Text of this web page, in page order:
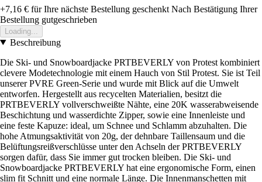
+7,16 € für Ihre nächste Bestellung geschenkt Nach Bestätigung Ihrer
Bestellung gutgeschrieben
Loading...
Beschreibung
Die Ski- und Snowboardjacke PRTBEVERLY von Protest kombiniert
clevere Modetechnologie mit einem Hauch von Stil Protest. Sie ist Teil
unserer PVRE Green-Serie und wurde mit Blick auf die Umwelt
entworfen. Hergestellt aus recycelten Materialien, besitzt die
PRTBEVERLY vollverschweißte Nähte, eine 20K wasserabweisende
Beschichtung und wasserdichte Zipper, sowie eine Innenleiste und
eine feste Kapuze: ideal, um Schnee und Schlamm abzuhalten. Die
hohe Atmungsaktivität von 20g, der dehnbare Taillensaum und die
Belüftungsreißverschlüsse unter den Achseln der PRTBEVERLY
sorgen dafür, dass Sie immer gut trocken bleiben. Die Ski- und
Snowboardjacke PRTBEVERLY hat eine ergonomische Form, einen
slim fit Schnitt und eine normale Länge. Die Innenmanschetten mit